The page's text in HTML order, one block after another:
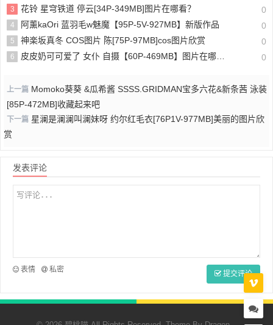
3 花铃 星穹铁道 停云[34P-349MB]图片在哪看？ 0
4 阿薰kaOri 蓝羽毛w魅魔【95P-5V-927MB】新版作品 0
5 神楽坂真冬 COS图片 陈[75P-97MB]cos图片欣赏 0
6 皮皮奶可可爱了 女仆 自摄【60P-469MB】图片在哪看？ 0
上一篇 Momoko葵葵 &瓜希酱 SSSS.GRIDMAN宝多六花&新条茜 泳装
[85P-472MB]收藏起来吧
下一篇 星澜是澜澜叫澜妹呀 约尔红毛衣[76P1V-977MB]美丽的图片欣
赏
发表评论
表情 私密 提交评论